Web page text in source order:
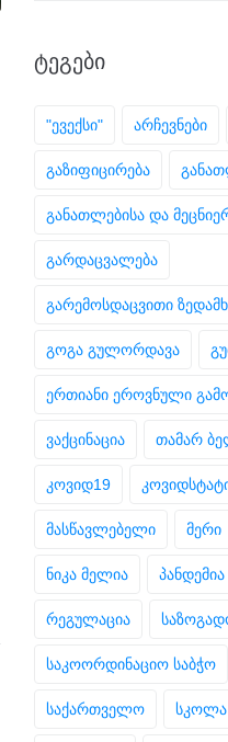
ᲢᲔᲒᲔᲑᲘ
"ევექსი" არჩევნები
გაზიფიცირება
განათლებისა და
გარდაცვალება
გარემოსდაცვითი
გოგა გულორდავა
ერთიანი ეროვნული
ვაქცინაცია თამარ
კოვიდ19
მასწავლებელი მერი
ნიკა მელია პანდემია
რეგულაცია
საკოორდინაციო საბჭო
საქართველო სკოლა